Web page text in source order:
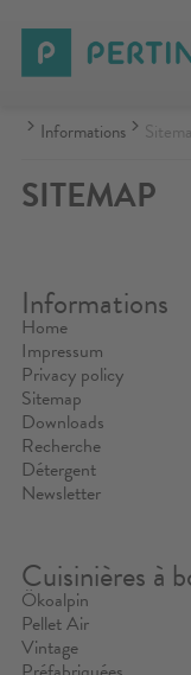
CUISINIÈRES
THERMO-
GASTRONOMIE
SOLUTIONS SUR
INNOVAZIONE
ENTREPRISE
CONTACT
CONFIGURATEUR
ZONE RÉSERVÉE
Informations
SITEMAP
Informations
Home
Impressum
Privacy policy
Sitemap
Downloads
Recherche
Détergent
Newsletter
Cuisinières à
Ökoalpin
Pellet Air
Vintage